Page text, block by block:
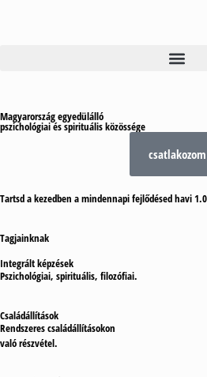
Magyarország egyedülálló
pszichológiai és spirituálisközössége
csatlakozom
Tartsd a kezedben a mindennapi fejlődésed havi
Tagjainknak
Integrált képzések
Pszichológiai, spirituális, filozófiai.
Családállítások
Rendszeres családállításokon
való részvétel.